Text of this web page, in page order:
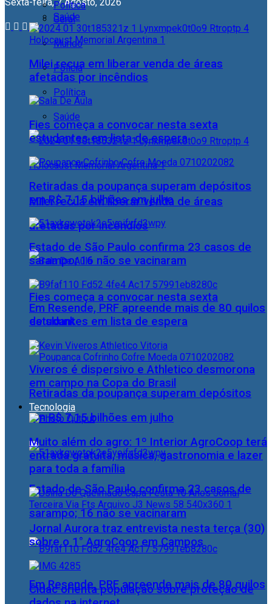
Geral
Mundo
Polícia
Política
Saúde
Milei recua em liberar venda de áreas
afetadas por incêndios
Fies começa a convocar nesta sexta
estudantes em lista de espera
Retiradas da poupança superam depósitos
em R$ 7,15 bilhões em julho
Estado de São Paulo confirma 23 casos de
sarampo; 16 não se vacinaram
Em Resende, PRF apreende mais de 80 quilos
Política
Saúde
Milei recua em liberar venda de áreas
afetadas por incêndios
Fies começa a convocar nesta sexta
estudantes em lista de espera
Retiradas da poupança superam depósitos
em R$ 7,15 bilhões em julho
Estado de São Paulo confirma 23 casos de
sarampo; 16 não se vacinaram
Em Resende, PRF apreende mais de 80 quilos
de skunk
Viveros é dispersivo e Athletico desmorona
em campo na Copa do Brasil
Tecnologia
Muito além do agro: 1º Interior AgroCoop terá
entrada gratuita, música, gastronomia e lazer
para toda a família
Jornal Aurora traz entrevista nesta terça (30)
sobre o 1° AgroCoop em Campos
Cidac orienta população sobre proteção de